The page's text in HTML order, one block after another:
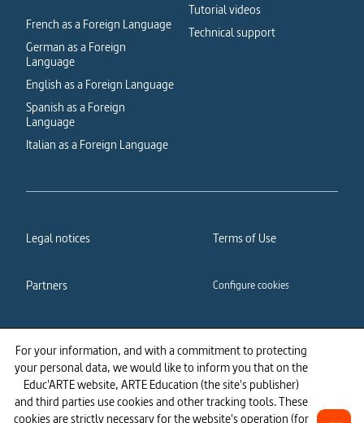
For your information, and with a commitment to protecting
your personal data, we would like to inform you that on the
Educ'ARTE website, ARTE Education (the site's publisher)
and third parties use cookies and other tracking tools. These
cookies are strictly necessary for the website's operation (for
French as a Foreign Language
German as a Foreign
Language
English as a Foreign Language
Spanish as a Foreign
Language
Italian as a Foreign Language
Tutorial videos
Technical support
Legal notices Terms of Use
Partners Configure cookies
Cookies policy Privacy policy
Accessibility: partially
compliant